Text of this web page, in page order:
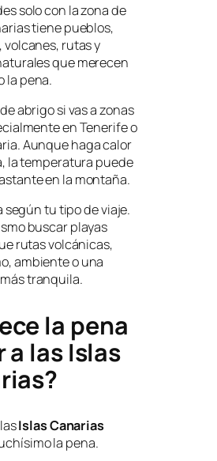
solo con la zona de
tiene pueblos,
volcanes, rutas y
que merecen
la pena.
abrigo si vas a zonas
en Tenerife o
Aunque haga calor
la temperatura puede
en la montaña.
según tu tipo de viaje.
buscar playas
rutas volcánicas,
ambiente o una
tranquila.
la pena
a las Islas
Islas Canarias
la pena.